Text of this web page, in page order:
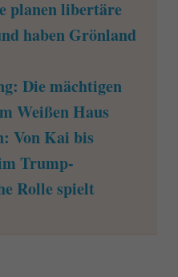
planen libertäre
haben Grönland
Die mächtigen
Weißen Haus
Von Kai bis
Trump-
Rolle spielt